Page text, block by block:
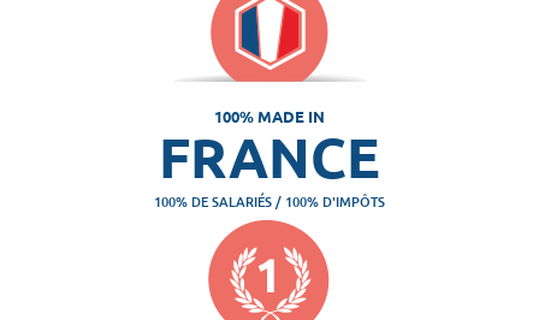
100% MADE IN
FRANCE
100% DE SALARIÉS / 100% D'IMPÔTS